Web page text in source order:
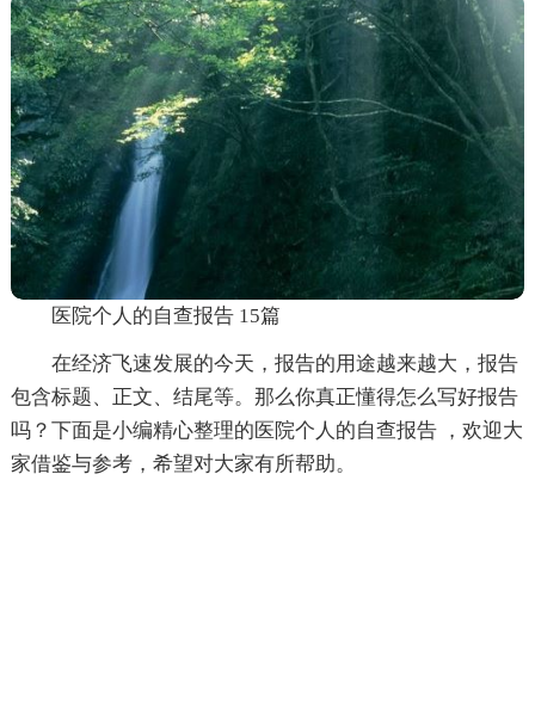
医院个人的自查报告 15篇
在经济飞速发展的今天，报告的用途越来越大，报告
包含标题、正文、结尾等。那么你真正懂得怎么写好报告
吗？下面是小编精心整理的医院个人的自查报告 ，欢迎大
家借鉴与参考，希望对大家有所帮助。